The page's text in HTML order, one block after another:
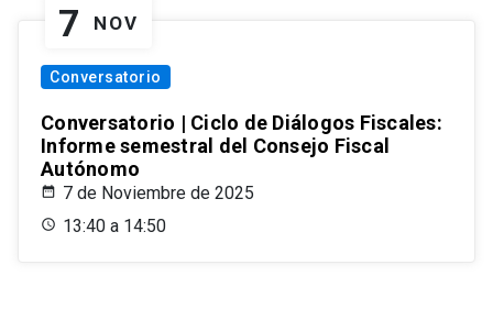
7 NOV
Conversatorio
Conversatorio | Ciclo de Diálogos Fiscales:
Informe semestral del Consejo Fiscal
Autónomo
7 de Noviembre de 2025
13:40 a 14:50